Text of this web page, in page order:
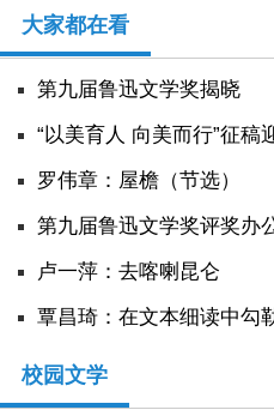
大家都在看
第九届鲁迅文学奖揭晓
“以美育人 向美而行”征稿
罗伟章：屋檐（节选）
第九届鲁迅文学奖评奖办
卢一萍：去喀喇昆仑
覃昌琦：在文本细读中勾
校园文学